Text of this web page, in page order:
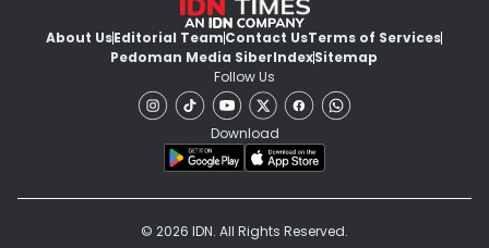
About UsEditorial TeamContact UsTerms of Services
Pedoman Media SiberIndexSitemap
Follow Us
Download
© 2026 IDN. All Rights Reserved.